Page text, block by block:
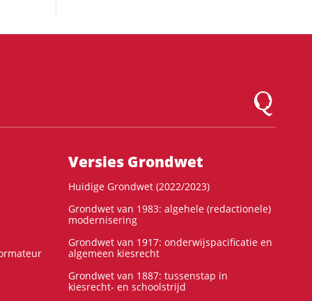
Logo
Versies Grondwet
Huidige Grondwet (2022/2023)
Grondwet van 1983: algehele (redactionele)
modernisering
Grondwet van 1917: onderwijspacificatie en
algemeen kiesrecht
Grondwet van 1887: tussenstap in
kiesrecht- en schoolstrijd